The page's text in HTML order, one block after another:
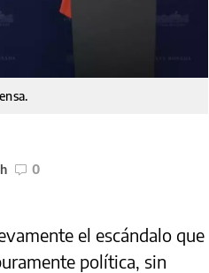
0
el escándalo que
política, sin